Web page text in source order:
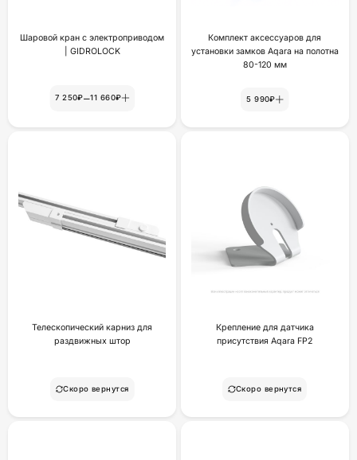
Шаровой кран с электроприводом
| GIDROLOCK
7 250₽–11 660₽
Комплект аксессуаров для
установки замков Aqara на полотна
80-120 мм
5 990₽
Телескопический карниз для
раздвижных штор
Скоро вернутся
Крепление для датчика
присутствия Aqara FP2
Скоро вернутся